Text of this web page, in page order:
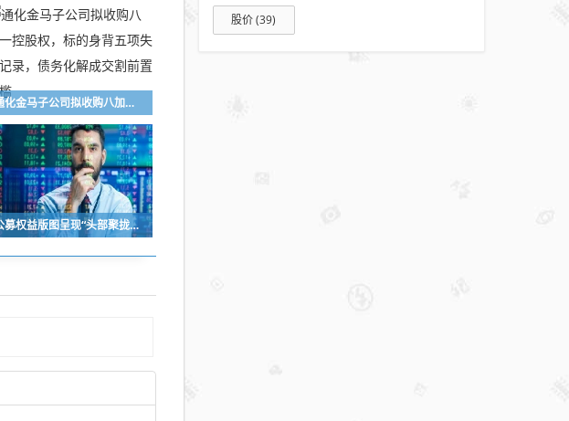
通化金马子公司拟收购八加一控股权，标的身背五项失信记录，债务化解成交割前置门槛
公募权益版图呈现“头部聚拢、中小深耕”格局 百亿级主动权益基金扩容至72只，16家公募主动权益规模突破千亿元
股价(39)